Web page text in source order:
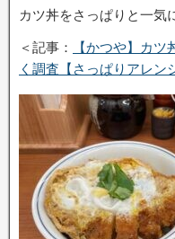
カツ丼をさっぱりと一気
＜記事：
【かつや】カ
く調査【さっぱりアレン